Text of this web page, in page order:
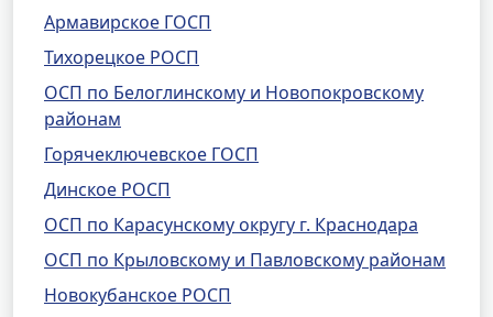
Армавирское ГОСП
Тихорецкое РОСП
ОСП по Белоглинскому и Новопокровскому
районам
Горячеключевское ГОСП
Динское РОСП
ОСП по Карасунскому округу г. Краснодара
ОСП по Крыловскому и Павловскому районам
Новокубанское РОСП